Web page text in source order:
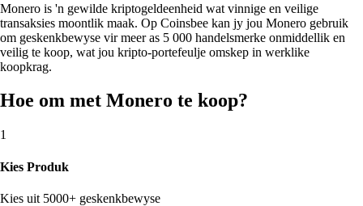
Monero is 'n gewilde kriptogeldeenheid wat vinnige en veilige
transaksies moontlik maak. Op Coinsbee kan jy jou Monero gebruik
om geskenkbewyse vir meer as 5 000 handelsmerke onmiddellik en
veilig te koop, wat jou kripto-portefeulje omskep in werklike
koopkrag.
Hoe om met Monero te koop?
1
Kies Produk
Kies uit 5000+ geskenkbewyse